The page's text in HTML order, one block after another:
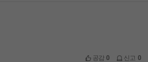
공감0 신고 0